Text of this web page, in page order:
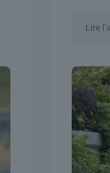
Lire